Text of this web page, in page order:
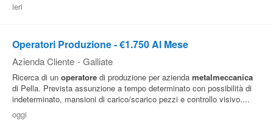
ieri
Operatori Produzione - €1.750 Al Mese
Azienda Cliente - Galliate
Ricerca di un operatore di produzione per azienda metalmeccanica
di Pella. Prevista assunzione a tempo determinato con possibilità di
indeterminato, mansioni di carico/scarico pezzi e controllo visivo....
oggi